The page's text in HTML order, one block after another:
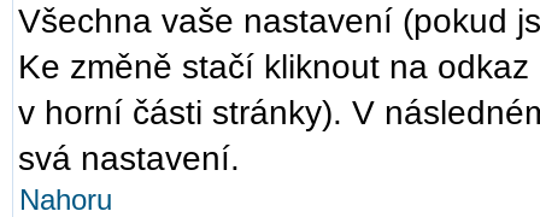
Všechna vaše nastavení (pokud
Ke změně stačí kliknout na odkaz
v horní části stránky). V
svá nastavení.
Nahoru